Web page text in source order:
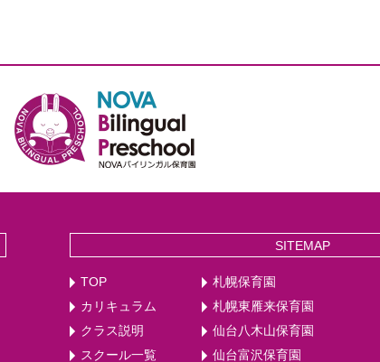
SITEMAP
TOP
カリキュラム
クラス説明
スクール一覧
札幌保育園
札幌東雁来保育園
仙台八木山保育園
仙台富沢保育園